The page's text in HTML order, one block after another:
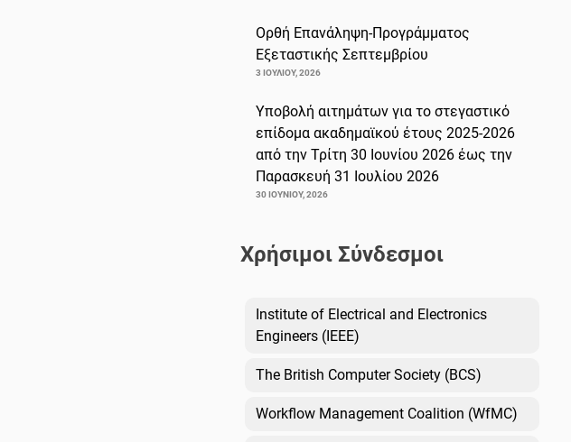
Ορθή Επανάληψη-Προγράμματος
Εξεταστικής Σεπτεμβρίου
3 ΙΟΥΛΊΟΥ, 2026
Υποβολή αιτημάτων για το στεγαστικό
επίδομα ακαδημαϊκού έτους 2025-2026
από την Τρίτη 30 Ιουνίου 2026 έως την
Παρασκευή 31 Ιουλίου 2026
30 ΙΟΥΝΊΟΥ, 2026
Χρήσιμοι Σύνδεσμοι
Institute of Electrical and Electronics
Engineers (IEEE)
The British Computer Society (BCS)
Workflow Management Coalition (WfMC)